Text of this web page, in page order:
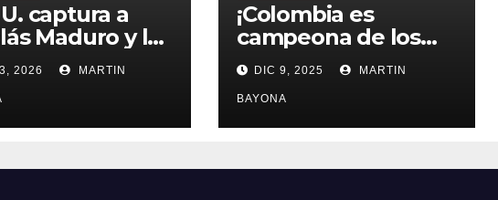
captura a
Maduro y lo
Venezuela
2026 MARTIN
¡Colombia es
campeona de los
Juegos Bolivarianos
2025 !
DIC 9, 2025 MARTIN
BAYONA